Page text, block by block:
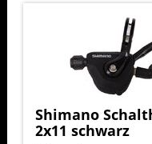
Shimano
2x11 schwarz